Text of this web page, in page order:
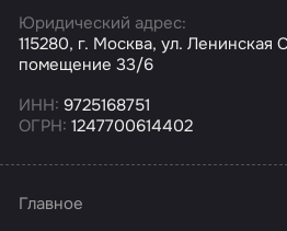
Юридический адрес:
115280, г. Москва, ул. Ленинская
помещение 33/6
ИНН: 9725168751
ОГРН: 1247700614402
Главное